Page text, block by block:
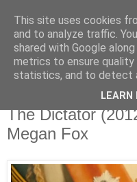
Movies For
Challenging common
Saturday, December
The Dictator
Megan Fox
This site uses cookies
and to analyze traffic.
shared with Google
metrics to ensure
statistics, and to detect
LEARN